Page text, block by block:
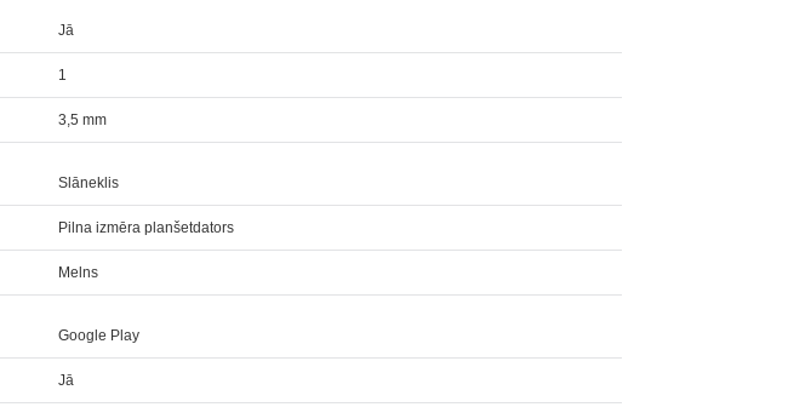
Jā
1
3,5 mm
Slāneklis
Pilna izmēra planšetdators
Melns
Google Play
Jā